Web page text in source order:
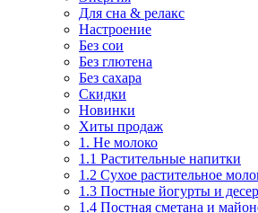
Для сна & релакс
Настроение
Без сои
Без глютена
Без сахара
Скидки
Новинки
Хиты продаж
1. Не молоко
1.1 Растительные напитки
1.2 Сухое растительное
1.3 Постные йогурты и
1.4 Постная сметана и